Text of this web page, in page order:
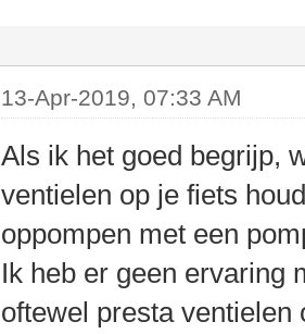
13-Apr-2019, 07:33 AM
Als ik het goed begrijp,
ventielen op je fiets
oppompen met een
Ik heb er geen ervaring
oftewel presta ventielen